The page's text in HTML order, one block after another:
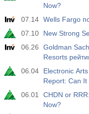
19:30
USD
Чистый объем
Акт.
19:30
USD
Чистый объем
нефти от CFTC
Акт.
Now?
07.14 Wells Fargo
07.10
New Strong
06.26
Goldman
Resorts
06.04
Electronic
Report: Can
06.01
CHDN or
Now?